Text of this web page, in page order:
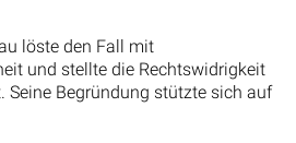
löste den Fall mit
und stellte die Rechtswidrigkeit
Seine Begründung stützte sich auf